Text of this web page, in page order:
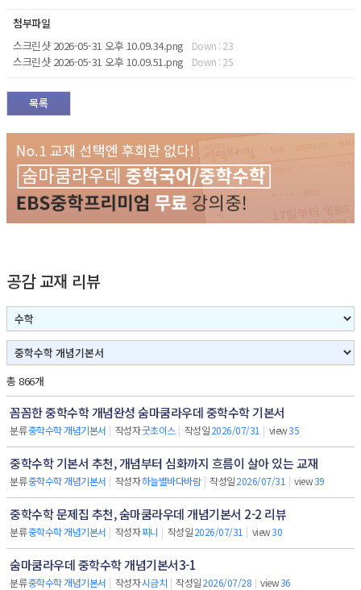
첨부파일
스크린샷 2026-05-31 오후 10.09.34.png
Down : 23
스크린샷 2026-05-31 오후 10.09.51.png Down : 25
목록
공감 교재 리뷰
총 866개
꼼꼼한 중학수학 개념완성 숨마쿰라우데 중학수학 기본서
분류중학수학 개념기본서 | 작성자굿초이스 | 작성일2026/07/31 | view35
중학수학 기본서 추천, 개념부터 심화까지 흐름이 살아 있는 교재
분류중학수학 개념기본서 | 작성자하늘별바다바람 | 작성일2026/07/31 | view39
중학수학 문제집 추천, 숨마쿰라우데 개념기본서 2-2 리뷰
분류중학수학 개념기본서 | 작성자찌니 | 작성일2026/07/31 | view30
숨마쿰라우데 중학수학 개념기본서3-1
분류중학수학 개념기본서 | 작성자시금치 | 작성일2026/07/28 | view36